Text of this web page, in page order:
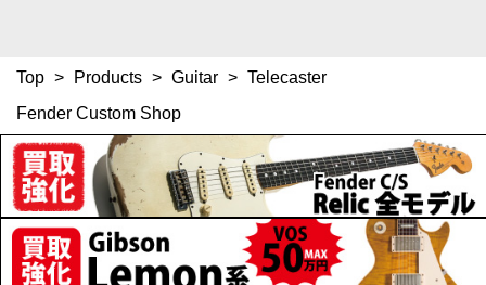
Top > Products > Guitar > Telecaster
Fender Custom Shop